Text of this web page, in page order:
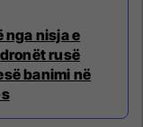
nga nisja e
rusë
banimi në